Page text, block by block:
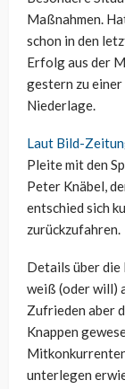
Maßnahmen.
schon in den
Erfolg aus der
gestern zu
Niederlage.
Laut Bild-
Pleite mit den
Peter Knäbel,
entschied sich
zurückzufahren.
Details über die
weiß (oder will)
Zufrieden aber
Knappen
unterlegen